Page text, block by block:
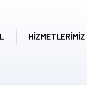
HIZMETLERIMIZ